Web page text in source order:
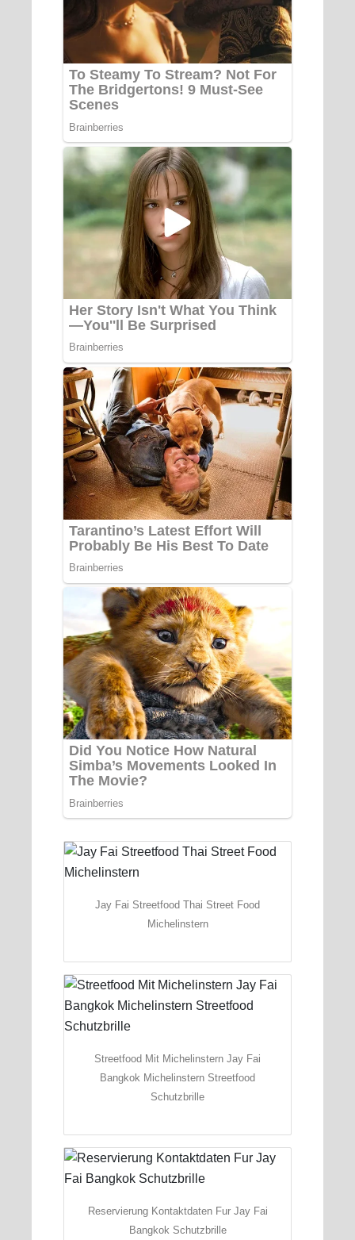
Jay Fai Streetfood Thai Street Food
Michelinstern
Streetfood Mit Michelinstern Jay Fai
Bangkok Michelinstern Streetfood
Schutzbrille
Reservierung Kontaktdaten Fur Jay Fai
Bangkok Schutzbrille